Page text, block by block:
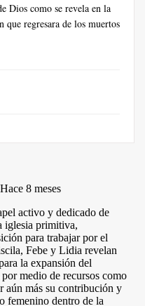
Dios como se revela en la
regresara de los muertos